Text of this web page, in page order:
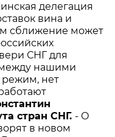
делегация
вина и
сближение может
СНГ для
между нашими
режим, нет
стран СНГ. - О
в новом